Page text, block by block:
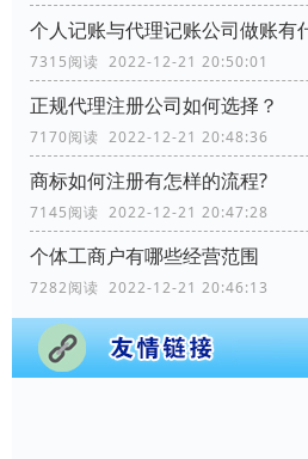
个人记账与代理记账公司做账有
7315阅读 2022-12-21 20:50:01
正规代理注册公司如何选择？
7170阅读 2022-12-21 20:48:36
商标如何注册有怎样的流程?
7145阅读 2022-12-21 20:47:28
个体工商户有哪些经营范围
7282阅读 2022-12-21 20:46:13